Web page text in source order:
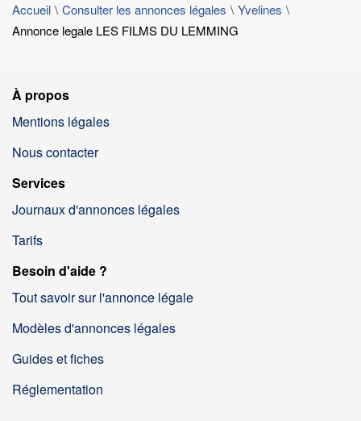
Accueil Consulter les annonces légales
Yvelines
Annonce legale LES FILMS DU LEMMING
À propos
Mentions légales
Nous contacter
Services
Journaux d'annonces légales
Tarifs
Besoin d'aide ?
Tout savoir sur l'annonce légale
Modèles d'annonces légales
Guides et fiches
Réglementation